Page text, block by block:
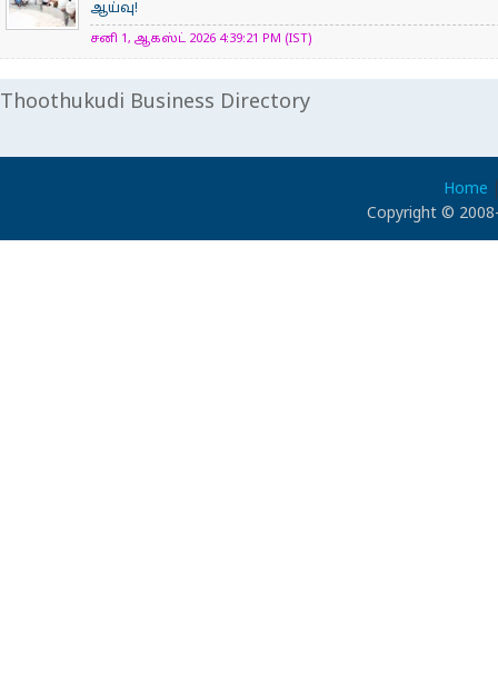
ஆய்வு!
சனி 1, ஆகஸ்ட் 2026 4:39:21 PM (IST)
Thoothukudi Business Directory
Home
Copyright ©